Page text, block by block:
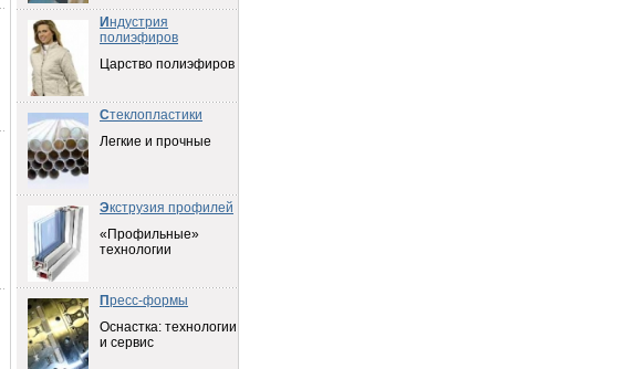
Индустрия
полиэфиров
Царство полиэфиров
Стеклопластики
Легкие и прочные
Экструзия профилей
«Профильные»
технологии
Пресс-формы
Оснастка: технологии
и сервис